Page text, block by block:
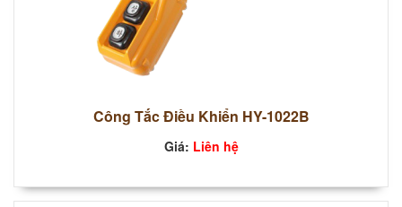
Công Tắc Điều Khiển HY-1022B
Giá: Liên hệ